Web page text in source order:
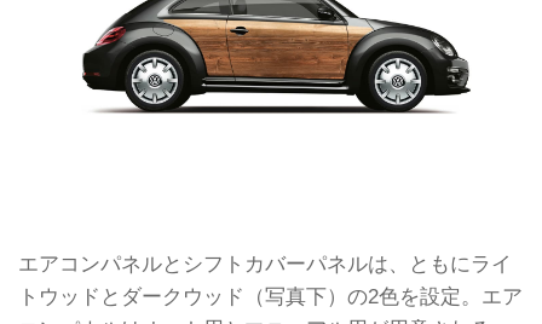
エアコンパネルとシフトカバーパネルは、ともにライ
トウッドとダークウッド（写真下）の2色を設定。エア